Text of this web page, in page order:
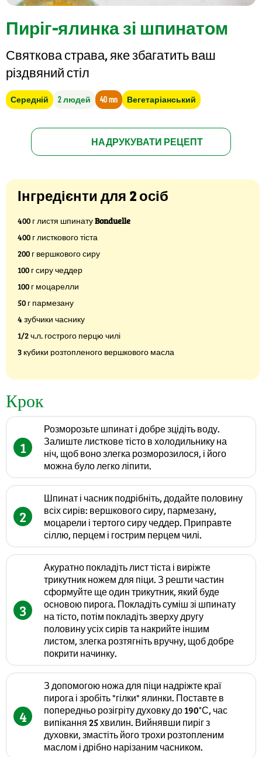
Пиріг-ялинка зі шпинатом
Святкова страва, яке збагатить ваш
різдвяний стіл
Середній 2 людей 40 mn Вегетаріанський
НАДРУКУВАТИ РЕЦЕПТ
Інгредієнти для 2 осіб
400 г листя шпинатуBonduelle
400 г листкового тіста
200 г вершкового сиру
100 г сиру чеддер
100 г моцарелли
50 г пармезану
4 зубчики часнику
1/2 ч.л. гострого перцю чилі
3 кубики розтопленого вершкового масла
Крок
1
Розморозьте шпинат і добре зцідіть воду.
Залиште листкове тісто в холодильнику на
ніч, щоб воно злегка розморозилося, і його
можна було легко ліпити.
2
Шпинат і часник подрібніть, додайте половину
всіх сирів: вершкового сиру, пармезану,
моцарели і тертого сиру чеддер. Приправте
сіллю, перцем і гострим перцем чилі.
3
Акуратно покладіть лист тіста і виріжте
трикутник ножем для піци. З решти частин
сформуйте ще один трикутник, який буде
основою пирога. Покладіть суміш зі шпинату
на тісто, потім покладіть зверху другу
половину усіх сирів та накрийте іншим
листом, злегка розтягніть вручну, щоб добре
покрити начинку.
4
З допомогою ножа для піци надріжте краї
пирога і зробіть "гілки" ялинки. Поставте в
попередньо розігріту духовку до 190°С, час
випікання 25 хвилин. Вийнявши пиріг з
духовки, змастіть його трохи розтопленим
маслом і дрібно нарізаним часником.